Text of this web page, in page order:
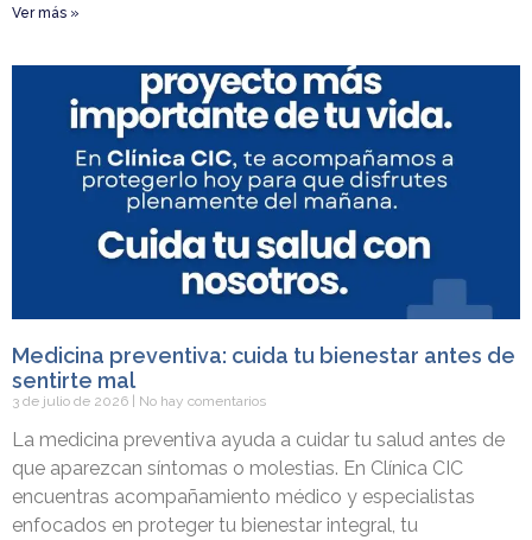
Ver más »
Medicina preventiva: cuida tu bienestar antes de
sentirte mal
3 de julio de 2026 No hay comentarios
La medicina preventiva ayuda a cuidar tu salud antes de
que aparezcan síntomas o molestias. En Clínica CIC
encuentras acompañamiento médico y especialistas
enfocados en proteger tu bienestar integral, tu